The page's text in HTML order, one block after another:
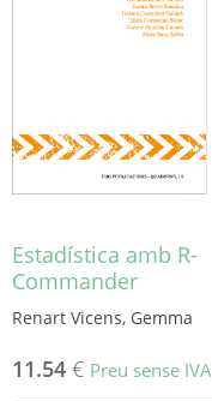
Estadística amb R-
Commander
Renart Vicens, Gemma
11.54 € Preu sense IVA